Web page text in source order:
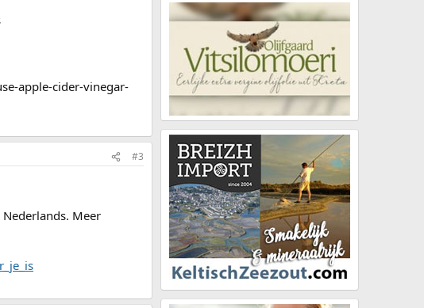
apple-cider-vinegar-
#3
Meer